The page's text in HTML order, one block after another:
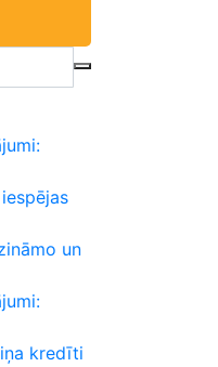
un
kredīti